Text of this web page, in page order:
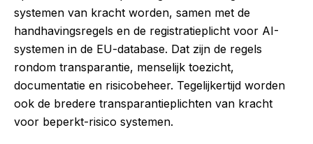
systemen van kracht worden, samen met de
handhavingsregels en de registratieplicht voor AI-
systemen in de EU-database. Dat zijn de regels
rondom transparantie, menselijk toezicht,
documentatie en risicobeheer. Tegelijkertijd worden
ook de bredere transparantieplichten van kracht
voor beperkt-risico systemen.